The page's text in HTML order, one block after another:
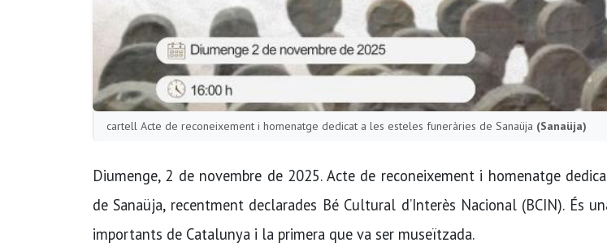
cartell Acte de reconeixement i homenatge dedicat a les esteles funeràries de Sanaüja (Sanaüja)
Diumenge, 2 de novembre de 2025. Acte de reconeixement i homenatge
de Sanaüja, recentment declarades Bé Cultural d’Interès Nacional (BCIN). És
importants de Catalunya i la primera que va ser museïtzada.